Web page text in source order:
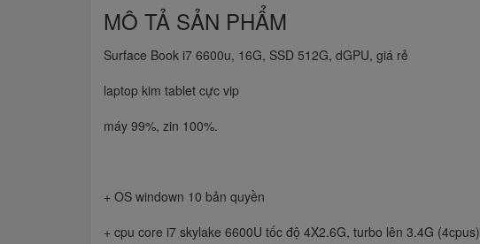
MÔ TẢ SẢN PHẨM
Surface Book i7 6600u, 16G, SSD 512G, dGPU, giá rẻ
laptop kim tablet cực vip
máy 99%, zin 100%.
+ OS windown 10 bản quyền
+ cpu core i7 skylake 6600U tốc độ 4X2.6G, turbo lên 3.4G (4cpus)